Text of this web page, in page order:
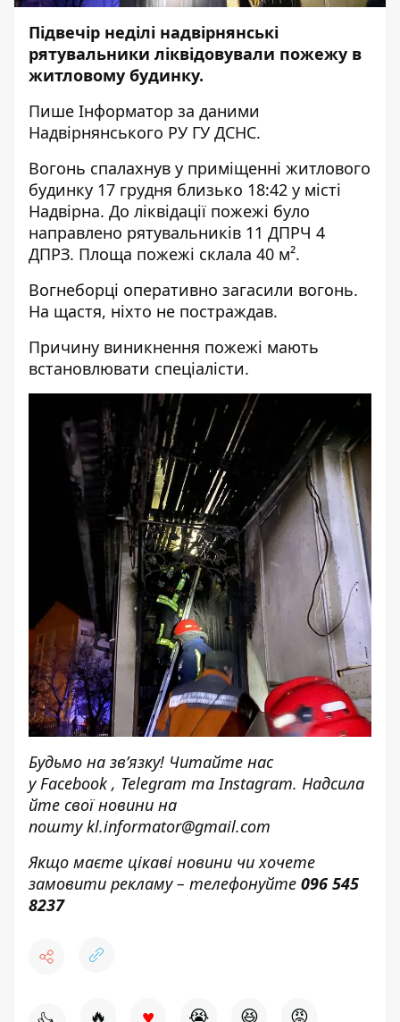
Підвечір неділі надвірнянські
рятувальники ліквідовували пожежу в
житловому будинку.
Пише Інформатор за даними
Надвірнянського РУ ГУ ДСНС.
Вогонь спалахнув у приміщенні житлового
будинку 17 грудня близько 18:42 у місті
Надвірна. До ліквідації пожежі було
направлено рятувальників 11 ДПРЧ 4
ДПРЗ. Площа пожежі склала 40 м².
Вогнеборці оперативно загасили вогонь.
На щастя, ніхто не постраждав.
Причину виникнення пожежі мають
встановлювати спеціалісти.
Будьмо на зв’язку! Читайте нас
уFacebook, Telegram таInstagram. Надсила
йте свої новини на
поштуkl.informator@gmail.com
Якщо маєте цікаві новини чи хочете
замовити рекламу – телефонуйте 096 545
8237
🔥 😭 😆 😡